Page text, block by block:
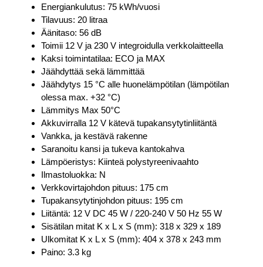
Energiankulutus: 75 kWh/vuosi
Tilavuus: 20 litraa
Äänitaso: 56 dB
Toimii 12 V ja 230 V integroidulla verkkolaitteella
Kaksi toimintatilaa: ECO ja MAX
Jäähdyttää sekä lämmittää
Jäähdytys 15 °C alle huonelämpötilan (lämpötilan
olessa max. +32 °C)
Lämmitys Max 50°C
Akkuvirralla 12 V kätevä tupakansytytinliitäntä
Vankka, ja kestävä rakenne
Saranoitu kansi ja tukeva kantokahva
Lämpöeristys: Kiinteä polystyreenivaahto
Ilmastoluokka: N
Verkkovirtajohdon pituus: 175 cm
Tupakansytytinjohdon pituus: 195 cm
Liitäntä: 12 V DC 45 W / 220-240 V 50 Hz 55 W
Sisätilan mitat K x L x S (mm): 318 x 329 x 189
Ulkomitat K x L x S (mm): 404 x 378 x 243 mm
Paino: 3.3 kg